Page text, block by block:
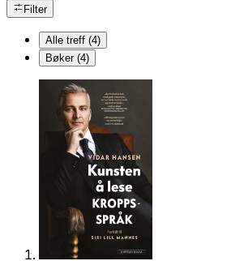
Filter
Alle treff (4)
Bøker (4)